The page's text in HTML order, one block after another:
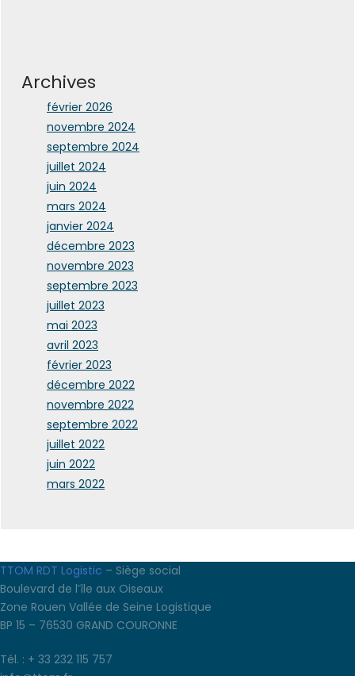
Archives
février 2026
novembre 2024
septembre 2024
juillet 2024
juin 2024
mars 2024
janvier 2024
décembre 2023
novembre 2023
septembre 2023
juillet 2023
mai 2023
avril 2023
février 2023
décembre 2022
novembre 2022
septembre 2022
juillet 2022
juin 2022
mars 2022
TTOM RDT Logistic – Siège social
Boulevard de l’île aux Oiseaux
Zone Rouen Vallée de Seine Logistique
BP 15 – 76530 GRAND COURONNE
Tél. : + 33 232 115 757